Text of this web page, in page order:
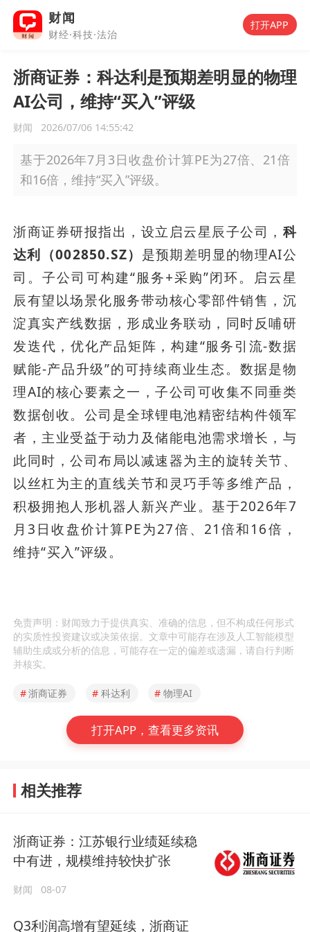
财闻
财经·科技·法治
打开APP
浙商证券：科达利是预期差明显的物理
AI公司，维持“买入”评级
财闻 2026/07/06 14:55:42
基于2026年7月3日收盘价计算PE为27倍、21倍
和16倍，维持“买入”评级。
浙商证券研报指出，设立启云星辰子公司， 科
达利（002850.SZ） 是预期差明显的物理AI公
司。子公司可构建“服务+采购”闭环。启云星
辰有望以场景化服务带动核心零部件销售，沉
淀真实产线数据，形成业务联动，同时反哺研
发迭代，优化产品矩阵，构建“服务引流-数据
赋能-产品升级”的可持续商业生态。数据是物
理AI的核心要素之一，子公司可收集不同垂类
数据创收。公司是全球锂电池精密结构件领军
者，主业受益于动力及储能电池需求增长，与
此同时，公司布局以减速器为主的旋转关节、
以丝杠为主的直线关节和灵巧手等多维产品，
积极拥抱人形机器人新兴产业。基于2026年7
月3日收盘价计算PE为27倍、21倍和16倍，
维持“买入”评级。
免责声明：财闻致力于提供真实、准确的信息，但不构成任何形式
的实质性投资建议或决策依据。文章中可能存在涉及人工智能模型
辅助生成或分析的信息，可能存在一定的偏差或遗漏，请自行判断
并核实。
#浙商证券 # 科达利 # 物理AI
打开APP，查看更多资讯
相关推荐
浙商证券：江苏银行业绩延续稳
中有进，规模维持较快扩张
财闻 08-07
Q3利润高增有望延续，浙商证